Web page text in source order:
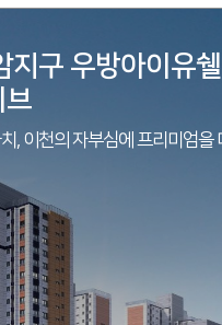
지구 우방아이유쉘
브
, 이천의 자부심에 프리미엄을